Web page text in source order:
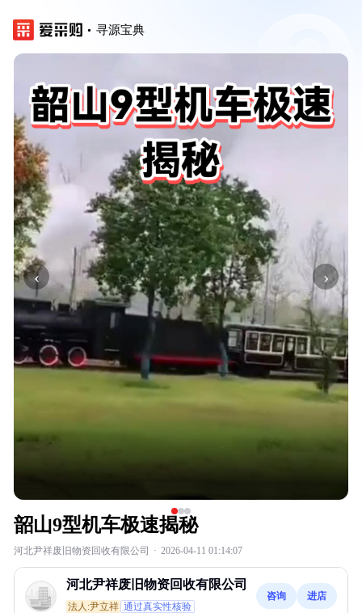
寻源宝典
‹ ›
韶山9型机车极速揭秘
河北尹祥废旧物资回收有限公司 · 2026-04-11 01:14:07
河北尹祥废旧物资回收有限公司
法人:尹立祥 通过真实性核验
咨询 进店